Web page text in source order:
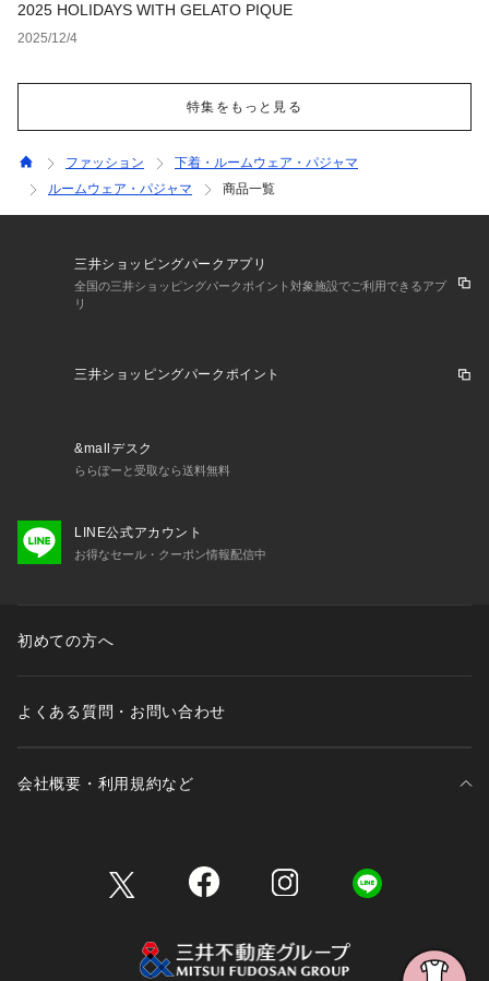
2025 HOLIDAYS WITH GELATO PIQUE
2025/12/4
特集をもっと見る
ファッション
下着・ルームウェア・パジャマ
ルームウェア・パジャマ
商品一覧
三井ショッピングパークアプリ
全国の三井ショッピングパークポイント対象施設でご利用できるアプ
リ
三井ショッピングパークポイント
&mallデスク
ららぽーと受取なら送料無料
LINE公式アカウント
お得なセール・クーポン情報配信中
初めての方へ
よくある質問・お問い合わせ
会社概要・利用規約など